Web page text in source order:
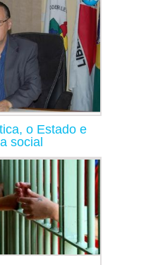
o Estado e
social